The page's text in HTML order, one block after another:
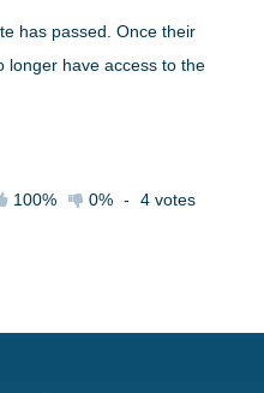
has passed. Once their
longer have access to the
100% 0% - 4 votes